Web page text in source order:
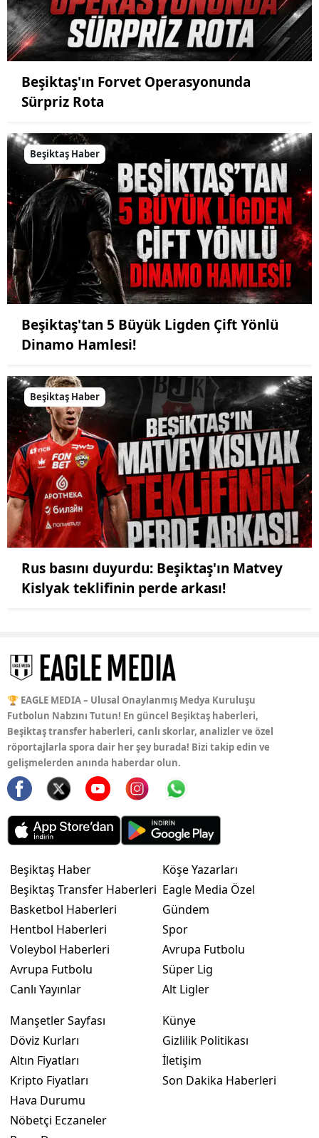
Beşiktaş'ın Forvet Operasyonunda
Sürpriz Rota
Beşiktaş Haber
Beşiktaş'tan 5 Büyük Ligden Çift Yönlü
Dinamo Hamlesi!
Beşiktaş Haber
Rus basını duyurdu: Beşiktaş'ın Matvey
Kislyak teklifinin perde arkası!
🏆 EAGLE MEDIA – Ulusal Onaylanmış Medya Kuruluşu
Futbolun Nabzını Tutun! En güncel Beşiktaş haberleri,
Beşiktaş transfer haberleri, canlı skorlar, analizler ve özel
röportajlarla spora dair her şey burada! Bizi takip edin ve
gelişmelerden anında haberdar olun.
Beşiktaş Haber
Beşiktaş Transfer Haberleri
Basketbol Haberleri
Hentbol Haberleri
Voleybol Haberleri
Avrupa Futbolu
Canlı Yayınlar
Köşe Yazarları
Eagle Media Özel
Gündem
Spor
Avrupa Futbolu
Süper Lig
Alt Ligler
Manşetler Sayfası
Döviz Kurları
Altın Fiyatları
Kripto Fiyatları
Hava Durumu
Nöbetçi Eczaneler
Künye
Gizlilik Politikası
İletişim
Son Dakika Haberleri